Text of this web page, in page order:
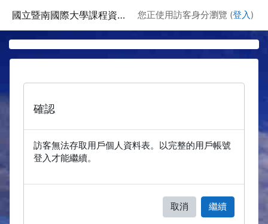
國立暨南國際大學課程資訊網 您正使用訪客身分瀏覽 (登入 )
確認
訪客無法存取用戶個人資料表。以完整的用戶帳號
登入才能繼續。
取消 繼續